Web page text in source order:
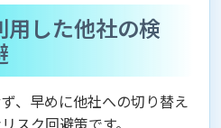
した他社の検
、早めに他社への切り替え
スク回避策です。